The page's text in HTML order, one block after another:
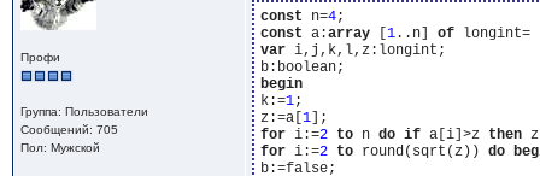
Профи
Группа: Пользователи
Сообщений: 705
Пол: Мужской
const n=4
const a:array [ 1..n] of longint=
var i,j,k,l,z:longint;
begin
k:=1;
z:=a[ 1
for i:=2 to n do if a[i]>z then
for i:=2 to round(sqrt(z)) do